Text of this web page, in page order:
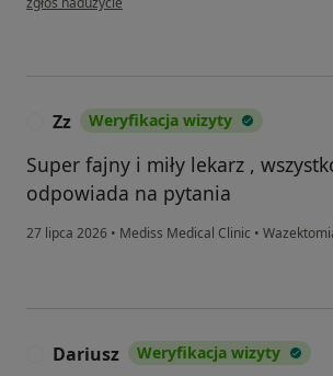
Zz Weryfikacja wizyty
Super fajny i miły lekarz ,
odpowiada na pytania
27 lipca 2026 • Mediss Medical Clinic •
Dariusz Weryfikacja wizyty